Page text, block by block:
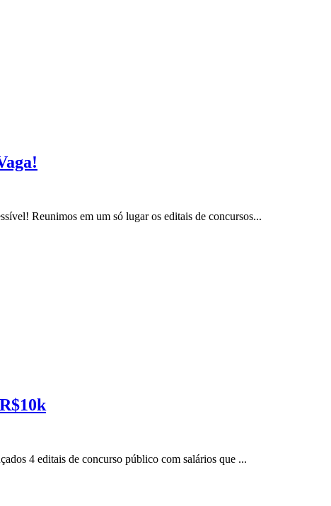
Reunimos em um só lugar os editais de concursos...
4 editais de concurso público com salários que ...